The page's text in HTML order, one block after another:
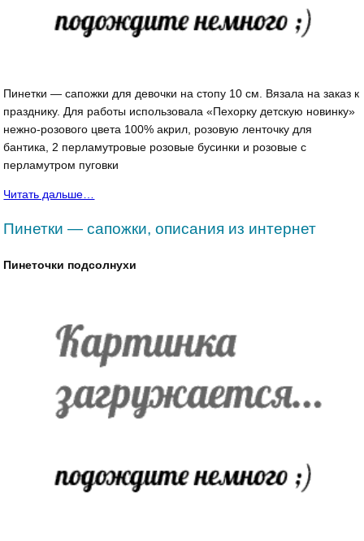
Пинетки — сапожки для девочки на стопу 10 см. Вязала на заказ к
празднику. Для работы использовала «Пехорку детскую новинку»
нежно-розового цвета 100% акрил, розовую ленточку для
бантика, 2 перламутровые розовые бусинки и розовые с
перламутром пуговки
Читать дальше…
Пинетки — сапожки, описания из интернет
Пинеточки подсолнухи